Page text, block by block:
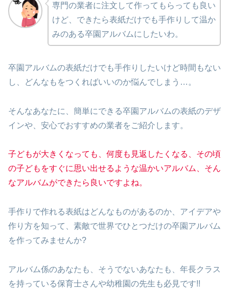
専門の業者に注文して作ってもらっても良い
けど、できたら表紙だけでも手作りして温か
みのある卒園アルバムにしたいわ。
卒園アルバムの表紙だけでも手作りしたいけど時間もない
し、どんなもをつくればいいのか悩んでしまう…。
そんなあなたに、簡単にできる卒園アルバムの表紙のデザ
インや、安心でおすすめの業者をご紹介します。
子どもが大きくなっても、何度も見返したくなる、その頃
の子どもをすぐに思い出せるような温かいアルバム、そん
なアルバムができたら良いですよね。
手作りで作れる表紙はどんなものがあるのか、アイデアや
作り方を知って、素敵で世界でひとつだけの卒園アルバム
を作ってみませんか?
アルバム係のあなたも、そうでないあなたも、年長クラス
を持っている保育士さんや幼稚園の先生も必見です!!